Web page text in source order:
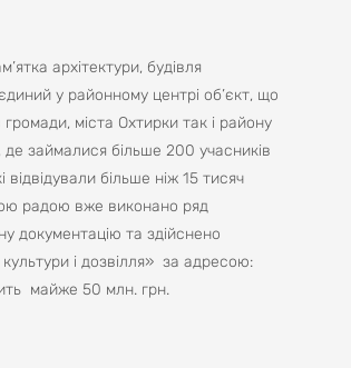
архітектури, будівля
у районному центрі об’єкт, що
міста Охтирки так і району
займалися більше 200 учасників
більше ніж 15 тисяч
радою вже виконано ряд
документацію та здійснено
і дозвілля» за адресою:
майже 50 млн. грн.